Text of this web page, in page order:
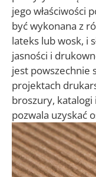
jego właściwości
być wykonana z
lateks lub wosk, i
jasności i
jest powszechnie
projektach
broszury, katalogi
pozwala uzyskać